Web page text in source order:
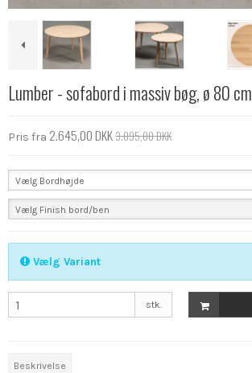
Lumber - sofabord i massiv bøg, ø 80 cm
Pris fra 2.645,00 DKK3.095,00 DKK
Vælg Bordhøjde
Vælg Finish bord/ben
Vælg Variant
stk.
Beskrivelse